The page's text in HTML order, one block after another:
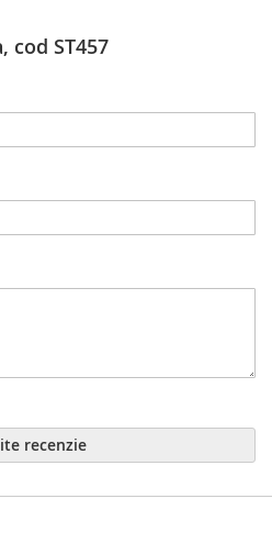
cod ST457
recenzie